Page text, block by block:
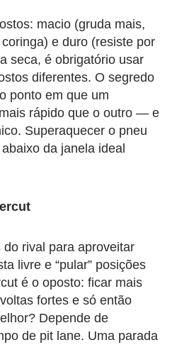
macio (gruda mais,
e duro (resiste por
seca, é obrigatório usar
diferentes. O segredo
ponto em que um
rápido que o outro — e
Superaquecer o pneu
da janela ideal
rival para aproveitar
livre e “pular” posições
é o oposto: ficar mais
fortes e só então
Depende de
de pit lane. Uma parada